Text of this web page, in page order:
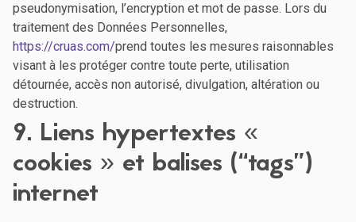
pseudonymisation, l’encryption et mot de passe. Lors du
traitement des Données Personnelles,
https://cruas.com/prend toutes les mesures raisonnables
visant à les protéger contre toute perte, utilisation
détournée, accès non autorisé, divulgation, altération ou
destruction.
9. Liens hypertextes «
cookies » et balises (“tags”)
internet